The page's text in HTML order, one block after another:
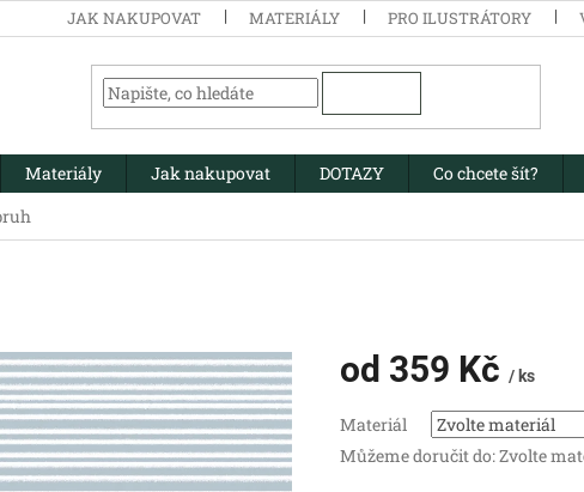
JAK NAKUPOVAT MATERIÁLY PRO ILUSTRÁTORY
Materiály Jak nakupovat DOTAZY Co chcete šít?
od 359 Kč / ks
cena:
Materiál
Můžeme doručit do:Zvolte